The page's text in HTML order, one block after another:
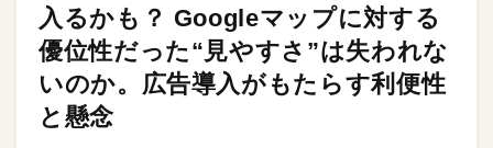
入るかも？ Googleマップに対する
優位性だった“見やすさ”は失われな
いのか。広告導入がもたらす利便性
と懸念